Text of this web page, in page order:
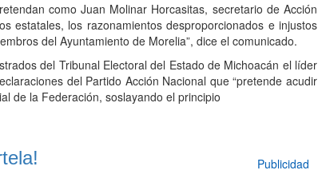
como Juan Molinar Horcasitas, secretario de Acción
estatales, los razonamientos desproporcionados e injustos
del Ayuntamiento de Morelia”, dice el comunicado.
del Tribunal Electoral del Estado de Michoacán el líder
del Partido Acción Nacional que “pretende acudir
de la Federación, soslayando el principio
Publicidad